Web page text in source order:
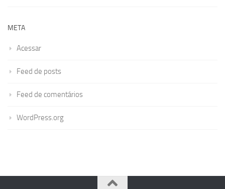
META
Acessar
Feed de posts
Feed de comentários
WordPress.org